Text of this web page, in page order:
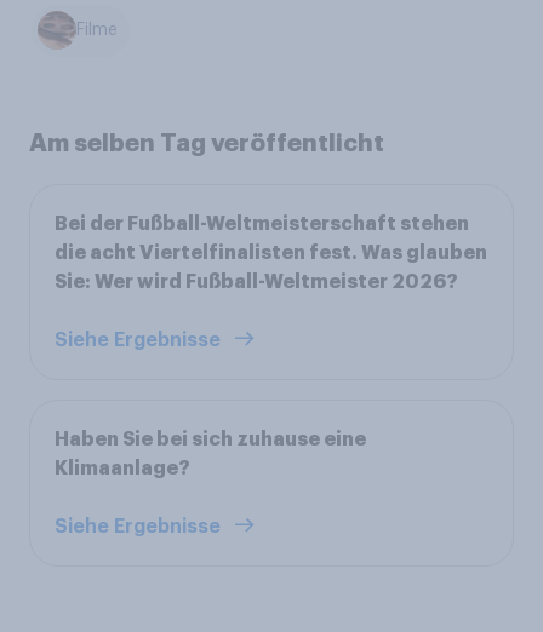
Filme
Am selben Tag veröffentlicht
Bei der Fußball-Weltmeisterschaft stehen
die acht Viertelfinalisten fest. Was glauben
Sie: Wer wird Fußball-Weltmeister 2026?
Siehe Ergebnisse
Haben Sie bei sich zuhause eine
Klimaanlage?
Siehe Ergebnisse